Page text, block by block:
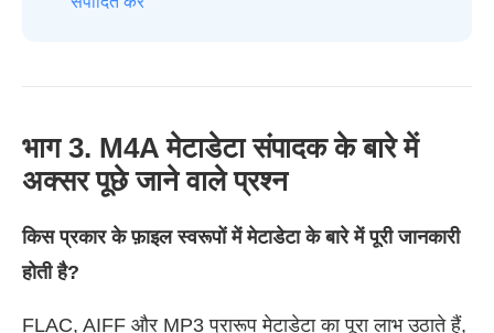
भाग 3. M4A मेटाडेटा संपादक के बारे में
अक्सर पूछे जाने वाले प्रश्न
किस प्रकार के फ़ाइल स्वरूपों में मेटाडेटा के बारे में पूरी जानकारी
होती है?
FLAC, AIFF और MP3 प्रारूप मेटाडेटा का पूरा लाभ उठाते हैं,